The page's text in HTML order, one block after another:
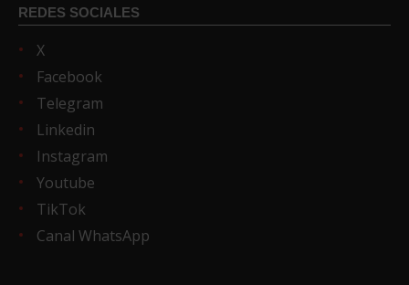
REDES SOCIALES
X
Facebook
Telegram
Linkedin
Instagram
Youtube
TikTok
Canal WhatsApp